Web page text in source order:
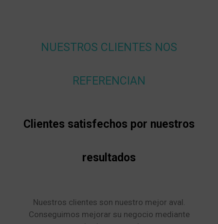
NUESTROS CLIENTES NOS
REFERENCIAN
Clientes satisfechos por nuestros
resultados
Nuestros clientes son nuestro mejor aval.
Conseguimos mejorar su negocio mediante